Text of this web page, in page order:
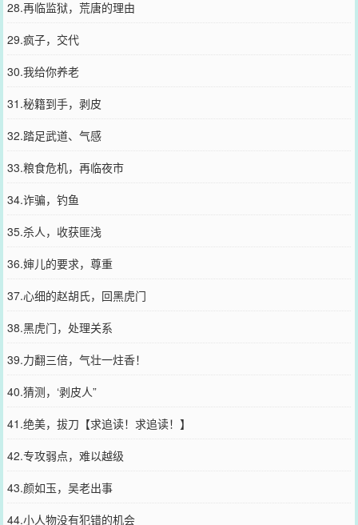
28.再临监狱，荒唐的理由
29.疯子，交代
30.我给你养老
31.秘籍到手，剥皮
32.踏足武道、气感
33.粮食危机，再临夜市
34.诈骗，钓鱼
35.杀人，收获匪浅
36.婶儿的要求，尊重
37.心细的赵胡氏，回黑虎门
38.黑虎门，处理关系
39.力翻三倍，气壮一炷香！
40.猜测，‘剥皮人”
41.绝美，拔刀【求追读！求追读！】
42.专攻弱点，难以越级
43.颜如玉，吴老出事
44.小人物没有犯错的机会